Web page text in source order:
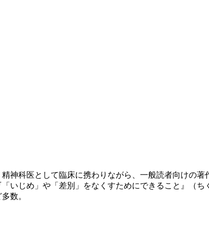
神科医として臨床に携わりながら、一般読者向けの
じめ」や「差別」をなくすためにできること』（ち
数。